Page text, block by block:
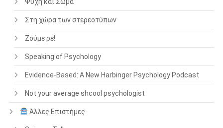
Στη χώρα των στερεοτύπων
Ζούμε ρε!
Speaking of Psychology
Evidence-Based: A New Harbinger Psychology Podcast
Not your average shcool psychologist
Άλλες Επιστήμες